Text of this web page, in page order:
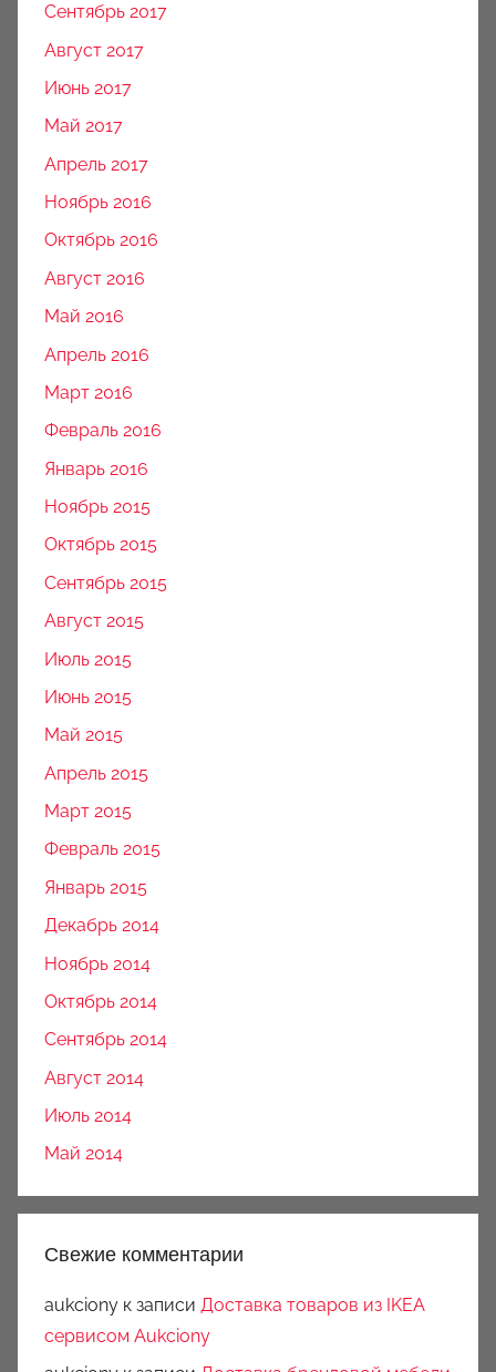
Сентябрь 2017
Август 2017
Июнь 2017
Май 2017
Апрель 2017
Ноябрь 2016
Октябрь 2016
Август 2016
Май 2016
Апрель 2016
Март 2016
Февраль 2016
Январь 2016
Ноябрь 2015
Октябрь 2015
Сентябрь 2015
Август 2015
Июль 2015
Июнь 2015
Май 2015
Апрель 2015
Март 2015
Февраль 2015
Январь 2015
Декабрь 2014
Ноябрь 2014
Октябрь 2014
Сентябрь 2014
Август 2014
Июль 2014
Май 2014
Свежие комментарии
aukciony к записи Доставка товаров из IKEA
сервисом Aukciony